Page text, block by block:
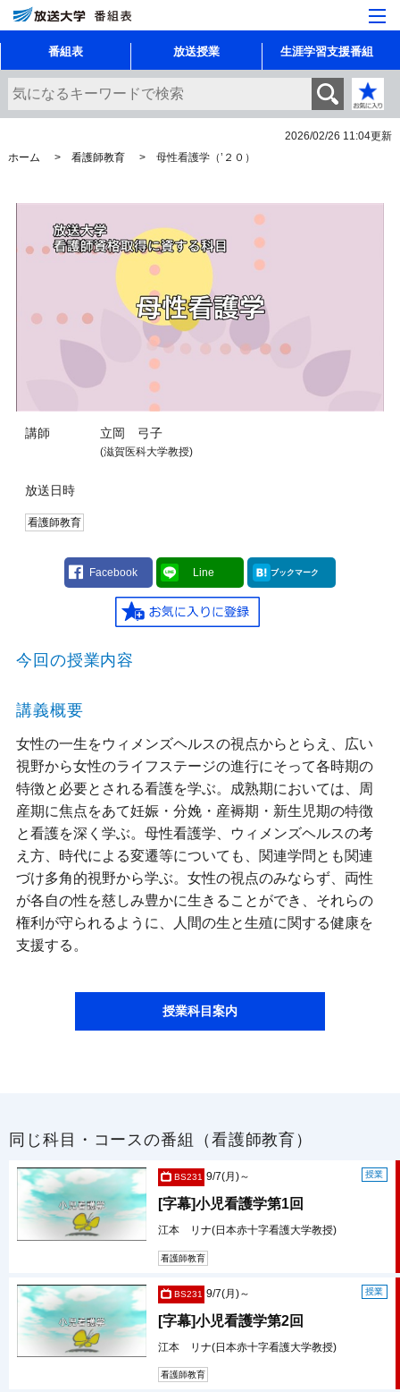
番組表 放送授業 生涯学習支援番組
2026/02/26 11:04更新
ホーム
看護師教育 母性看護学（’２０）
講師 立岡 弓子
(滋賀医科大学教授)
放送日時
看護師教育
Facebook Line ブックマーク
今回の授業内容
講義概要
女性の一生をウィメンズヘルスの視点からとらえ、広い
視野から女性のライフステージの進行にそって各時期の
特徴と必要とされる看護を学ぶ。成熟期においては、周
産期に焦点をあて妊娠・分娩・産褥期・新生児期の特徴
と看護を深く学ぶ。母性看護学、ウィメンズヘルスの考
え方、時代による変遷等についても、関連学問とも関連
づけ多角的視野から学ぶ。女性の視点のみならず、両性
が各自の性を慈しみ豊かに生きることができ、それらの
権利が守られるように、人間の生と生殖に関する健康を
支援する。
授業科目案内
同じ科目・コースの番組（看護師教育）
BS231 授業
9/7(月)～
[字幕]小児看護学第1回
江本 リナ(日本赤十字看護大学教授)
看護師教育
BS231 授業
9/7(月)～
[字幕]小児看護学第2回
江本 リナ(日本赤十字看護大学教授)
看護師教育